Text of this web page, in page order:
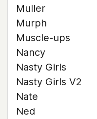
Muller
Murph
Muscle-ups
Nancy
Nasty Girls
Nasty Girls V2
Nate
Ned